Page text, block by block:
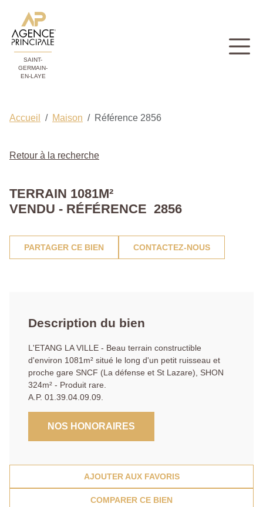
SAINT-
GERMAIN-
EN-LAYE
Accueil Maison Référence 2856
Retour à la recherche
TERRAIN 1081M²
VENDU - RÉFÉRENCE 2856
PARTAGER CE BIEN CONTACTEZ-NOUS
Description du bien
L'ETANG LA VILLE - Beau terrain constructible
d'environ 1081m² situé le long d'un petit ruisseau et
proche gare SNCF (La défense et St Lazare), SHON
324m² - Produit rare.
A.P. 01.39.04.09.09.
NOS HONORAIRES
AJOUTER AUX FAVORIS
COMPARER CE BIEN